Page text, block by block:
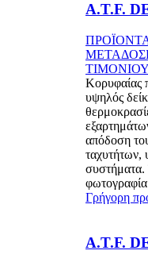
A.T.F.
ΤΙΜΟΝΙΟΥ
Κορυφαίας
υψηλός
απόδοση
ταχυτήτων,
συστήματα.
φωτογραφία
Γρήγορη
A.T.F.